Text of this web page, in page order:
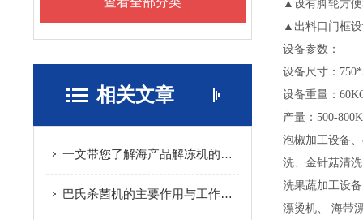
相关文章
一文带您了解海产品解冻机的操作步骤
巴氏杀菌机的主要作用与工作原理全面解析
▲设有脚轮方
▲出料口门框
设备参数：
设备尺寸：
设备重量：
产量：500-
泡椒加工设备
洗、金针菇清
洗果蔬加工设
漂烫机、 海带